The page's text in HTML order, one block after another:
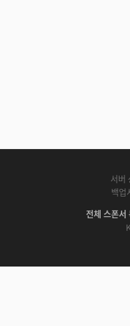
서버
백업
전체 스폰서